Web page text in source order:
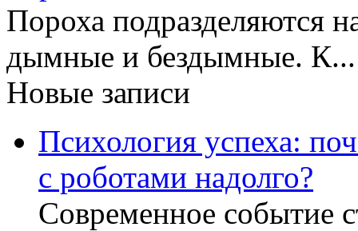
Пороха подразделяются
дымные и бездымные.
Новые записи
Психология успеха:
с роботами надолго?
Современное событие